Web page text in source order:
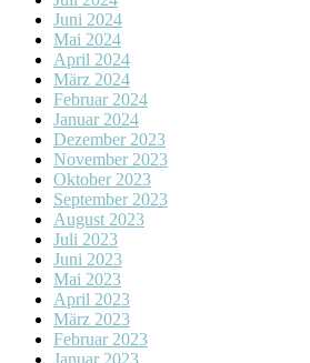
Juni 2024
Mai 2024
April 2024
März 2024
Februar 2024
Januar 2024
Dezember 2023
November 2023
Oktober 2023
September 2023
August 2023
Juli 2023
Juni 2023
Mai 2023
April 2023
März 2023
Februar 2023